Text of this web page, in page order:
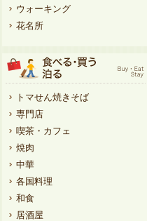
ウォーキング
花名所
トマせん焼きそば
専門店
喫茶・カフェ
焼肉
中華
各国料理
和食
居酒屋